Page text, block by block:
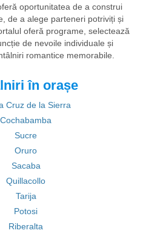
oportunitatea de a construi
de a alege parteneri potriviți și
oferă programe, selectează
de nevoile individuale și
romantice memorabile.
în orașe
Cruz de la Sierra
Cochabamba
Sucre
Oruro
Sacaba
Quillacollo
Tarija
Potosi
Riberalta